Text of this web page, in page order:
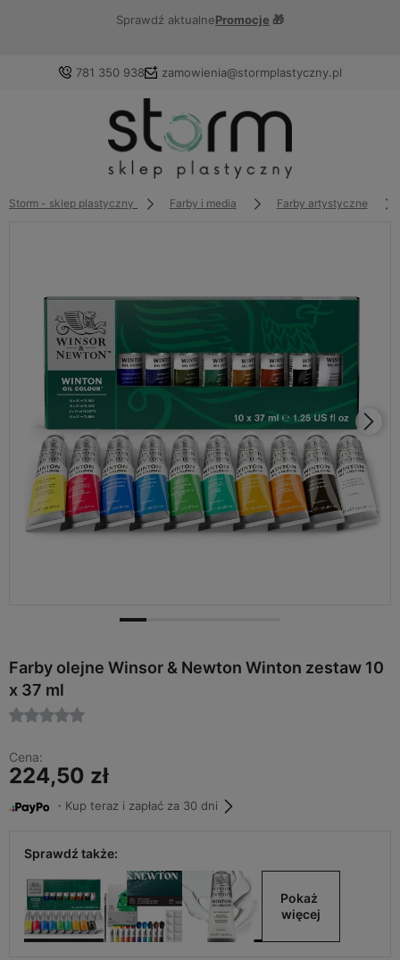
Sprawdź aktualnePromocje 🎁
781 350 938 zamowienia@stormplastyczny.pl
Zaloguj się
Wybierz coś dla siebie z naszej aktualnej oferty lub
zaloguj się, aby przywrócić dodane produkty do listy z
Storm - sklep plastyczny Farby i media Farby artystyczne
Farby olejne Winsor & Newton Winton zestaw 10
x 37 ml
Cena:
224,50 zł
・Kup teraz i zapłać za 30 dni
Sprawdź także:
Pokaż
więcej